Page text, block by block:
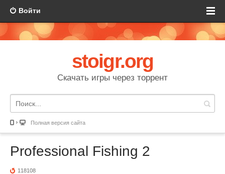
Войти
stoigr.org
Скачать игры через торрент
Полная версия сайта
Professional Fishing 2
118108